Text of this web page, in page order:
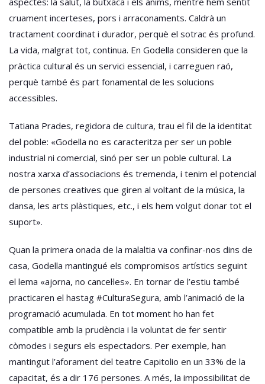
cruament incerteses, pors i arraconaments. Caldrà un
tractament coordinat i durador, perquè el sotrac és profund.
La vida, malgrat tot, continua. En Godella consideren que la
pràctica cultural és un servici essencial, i carreguen raó,
perquè també és part fonamental de les solucions
accessibles.
Tatiana Prades, regidora de cultura, trau el fil de la identitat
del poble: «Godella no es caracteritza per ser un poble
industrial ni comercial, sinó per ser un poble cultural. La
nostra xarxa d’associacions és tremenda, i tenim el potencial
de persones creatives que giren al voltant de la música, la
dansa, les arts plàstiques, etc., i els hem volgut donar tot el
suport».
Quan la primera onada de la malaltia va confinar-nos dins de
casa, Godella mantingué els compromisos artístics seguint
el lema «ajorna, no cancel·les». En tornar de l’estiu també
practicaren el hastag #CulturaSegura, amb l’animació de la
programació acumulada. En tot moment ho han fet
compatible amb la prudència i la voluntat de fer sentir
còmodes i segurs els espectadors. Per exemple, han
mantingut l’aforament del teatre Capitolio en un 33% de la
capacitat, és a dir 176 persones. A més, la impossibilitat de